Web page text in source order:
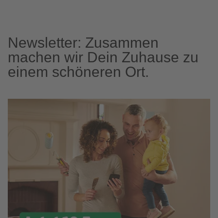
Newsletter: Zusammen
machen wir Dein Zuhause zu
einem schöneren Ort.